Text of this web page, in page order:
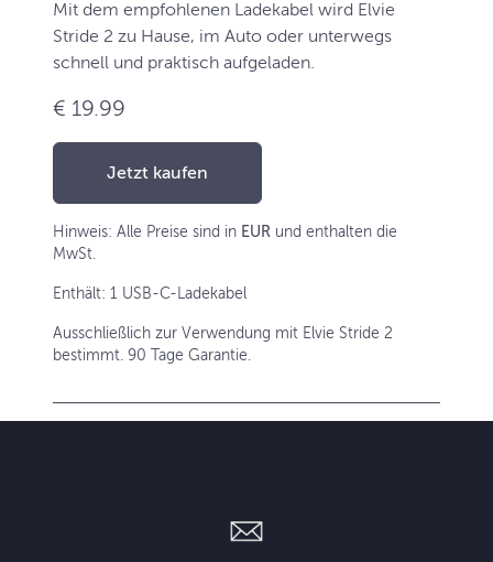
Mit dem empfohlenen Ladekabel wird Elvie
Stride 2 zu Hause, im Auto oder unterwegs
schnell und praktisch aufgeladen.
€ 19.99
Jetzt kaufen
Hinweis: Alle Preise sind in EUR und enthalten die
MwSt.
Enthält: 1 USB-C-Ladekabel
Ausschließlich zur Verwendung mit Elvie Stride 2
bestimmt. 90 Tage Garantie.